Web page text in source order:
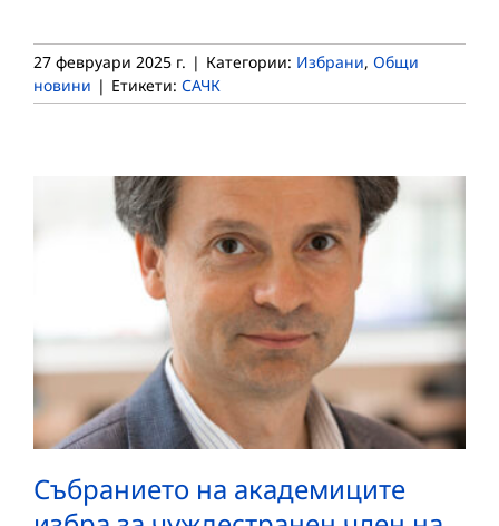
27 февруари 2025 г. | Категории: Избрани, Общи
новини | Етикети: САЧК
Събранието на академиците